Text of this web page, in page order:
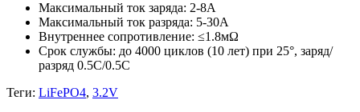
Максимальный ток заряда: 2-8А
Максимальный ток разряда: 5-30A
Внутреннее сопротивление: ≤1.8мΩ
Срок службы: до 4000 циклов (10 лет) при 25°, заряд/
разряд 0.5С/0.5С
Теги: LiFePO4, 3.2V